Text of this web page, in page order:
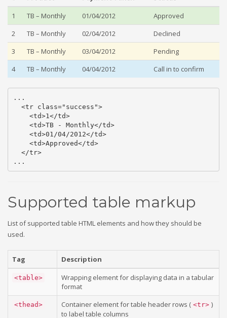
1
TB – Monthly 01/04/2012
Approved
2
TB – Monthly 02/04/2012
Declined
3
TB – Monthly 03/04/2012
Pending
4
TB – Monthly 04/04/2012 Call in to confirm
...
  <tr class="success">
    <td>1</td>
    <td>TB - Monthly</td>
    <td>01/04/2012</td>
    <td>Approved</td>
  </tr>
...
Supported table markup
List of supported table HTML elements and how they should be
used.
Tag Description
<table>
Wrapping element for displaying data in a tabular
format
<thead> Container element for table header rows ( <tr> )
to label table columns